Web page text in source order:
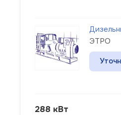
ЭТРО
288 кВт